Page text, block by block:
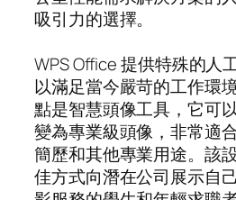
吸引力的選擇。
WPS Office 提供特殊的人
以滿足當今嚴苛的工作環
點是智慧頭像工具，它可
變為專業級頭像，非常適合
簡歷和其他專業用途。該
佳方式向潛在公司展示自